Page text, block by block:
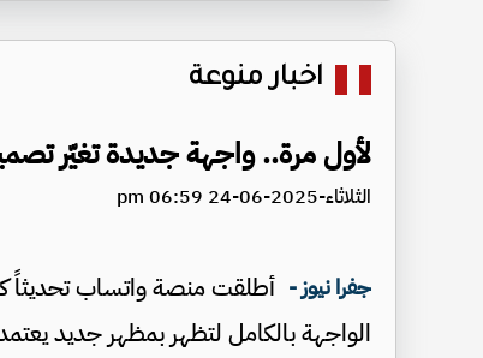
اخبار منوعة
لأول مرة.. واجهة جديدة تغيّر
الثلاثاء-2025-06-24 06:59 pm
جفرا نيوز - أطلقت منصة واتساب تحديثاً
الواجهة بالكامل لتظهر بمظهر جديد